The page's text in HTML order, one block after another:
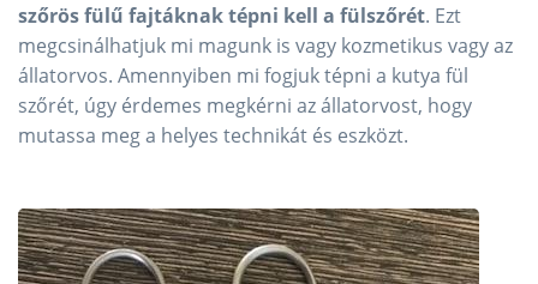
szőrös fülű fajtáknak tépni kell a fülszőrét. Ezt
megcsinálhatjuk mi magunk is vagy kozmetikus vagy az
állatorvos. Amennyiben mi fogjuk tépni a kutya fül
szőrét, úgy érdemes megkérni az állatorvost, hogy
mutassa meg a helyes technikát és eszközt.